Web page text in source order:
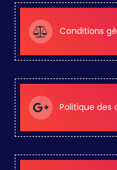
Conditions
Politique des